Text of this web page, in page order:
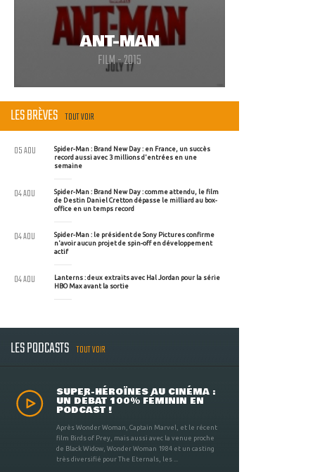
ANT-MAN
FILM - 2015
LES BRÈVES TOUT VOIR
Spider-Man : Brand New Day : en France, un succès
record aussi avec 3 millions d'entrées en une
semaine
05 AOU
Spider-Man : Brand New Day : comme attendu, le film
de Destin Daniel Cretton dépasse le milliard au box-
office en un temps record
04 AOU
Spider-Man : le président de Sony Pictures confirme
n'avoir aucun projet de spin-off en développement
actif
04 AOU
Lanterns : deux extraits avec Hal Jordan pour la série
HBO Max avant la sortie
04 AOU
LES PODCASTS TOUT VOIR
SUPER-HÉROÏNES AU CINÉMA :
UN DÉBAT 100% FÉMININ EN
PODCAST !
Après Wonder Woman, Captain Marvel, et le récent
film Birds of Prey, mais aussi avec la venue proche
de Black Widow, Wonder Woman 1984 et un casting
très diversifié pour The Eternals, les ...